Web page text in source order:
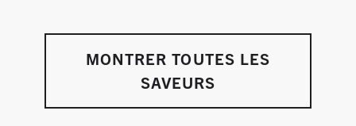
MONTRER TOUTES LES
SAVEURS